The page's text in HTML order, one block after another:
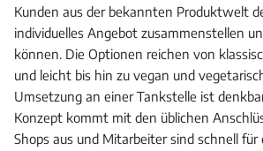
Kunden aus der bekannten Produktwelt
individuelles Angebot zusammenstellen
können. Die Optionen reichen von
und leicht bis hin zu vegan und
Umsetzung an einer Tankstelle ist
Konzept kommt mit den üblichen
Shops aus und Mitarbeiter sind schnell für